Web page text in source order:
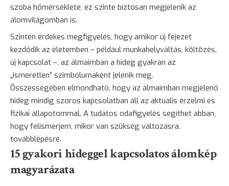
szoba hőmérséklete, ez szinte biztosan megjelenik az
álomvilágomban is.
Szintén érdekes megfigyelés, hogy amikor új fejezet
kezdődik az életemben – például munkahelyváltás, költözés,
új kapcsolat –, az álmaimban a hideg gyakran az
„ismeretlen” szimbólumaként jelenik meg.
Összességében elmondható, hogy az álmaimban megjelenő
hideg mindig szoros kapcsolatban áll az aktuális érzelmi és
fizikai állapotommal. A tudatos odafigyelés segíthet abban,
hogy felismerjem, mikor van szükség változásra,
továbblépésre.
15 gyakori hideggel kapcsolatos álomkép
magyarázata